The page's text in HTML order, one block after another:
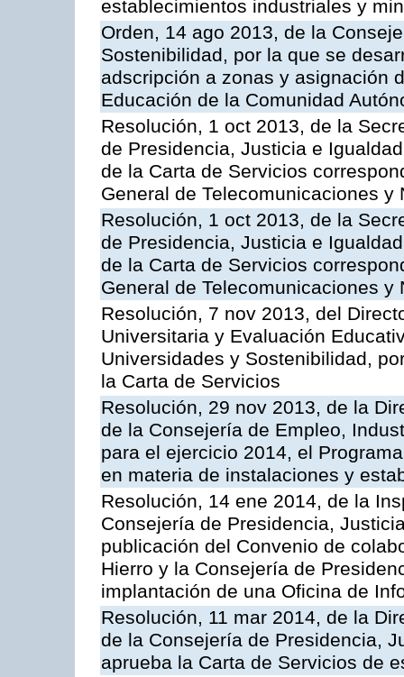
establecimientos industriales y
Orden, 14 ago 2013, de la
Sostenibilidad, por la que se
adscripción a zonas y asignación
Educación de la Comunidad
Resolución, 1 oct 2013, de la
de Presidencia, Justicia e
de la Carta de Servicios
General de Telecomunicaciones y
Resolución, 1 oct 2013, de la
de Presidencia, Justicia e
de la Carta de Servicios
General de Telecomunicaciones y
Resolución, 7 nov 2013, del
Universitaria y Evaluación
Universidades y Sostenibilidad,
la Carta de Servicios
Resolución, 29 nov 2013, de la
de la Consejería de Empleo,
para el ejercicio 2014, el
en materia de instalaciones y
Resolución, 14 ene 2014, de la
Consejería de Presidencia,
publicación del Convenio de
Hierro y la Consejería de
implantación de una Oficina de
Resolución, 11 mar 2014, de la
de la Consejería de Presidencia,
aprueba la Carta de Servicios de